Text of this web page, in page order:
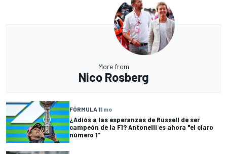
More from
Nico Rosberg
FÓRMULA 11 mo
¿Adiós a las esperanzas de Russell de ser
campeón de la F1? Antonelli es ahora "el claro
número 1"